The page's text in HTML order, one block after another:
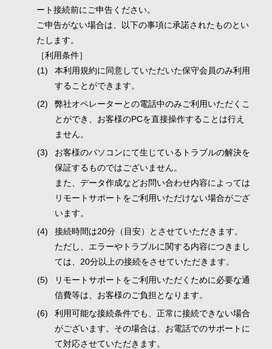
ート接続前にご申告ください。
ご申告がない場合は、以下の事項に承諾されたものとい
たします。
［利用条件］
本利用規約に同意していただいた保守会員のみ利用
することができます。
弊社オペレーターとの電話中のみご利用いただくこ
とができ、お客様のPCを直接操作することは行え
ません。
お客様のパソコンにて生じているトラブルの解決を
保証するものではございません。
また、データ作成などお問い合わせ内容によっては
リモートサポートをご利用いただけない場合がござ
います。
接続時間は20分（目安）とさせていただきます。
ただし、エラーやトラブルに関する内容につきまし
ては、20分以上の接続をさせていただきます。
リモートサポートをご利用いただくために必要な通
信費等は、お客様のご負担となります。
利用可能な接続条件でも、正常に接続できない場合
がございます。その場合は、お電話でのサポートに
て対応させていただきます。